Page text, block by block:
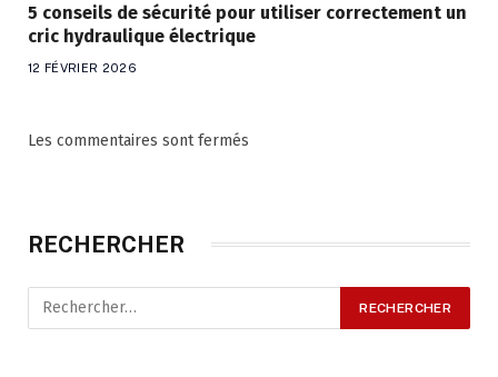
5 conseils de sécurité pour utiliser correctement un
cric hydraulique électrique
12 FÉVRIER 2026
Les commentaires sont fermés
RECHERCHER